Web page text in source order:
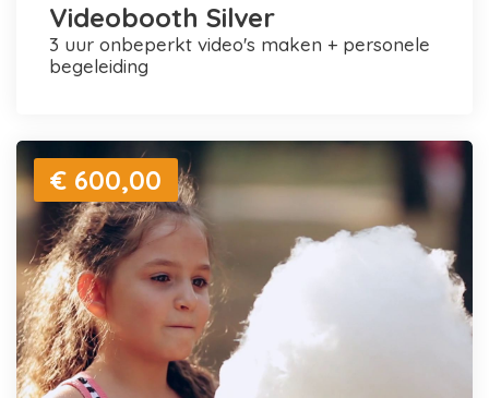
Videobooth Silver
3 uur onbeperkt video's maken + personele
begeleiding
€ 600,00